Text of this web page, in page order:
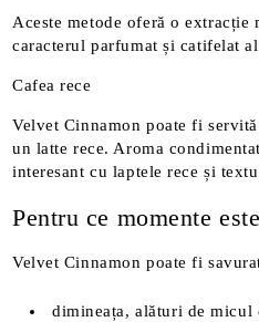
Aceste metode oferă o
caracterul parfumat și catifelat
Cafea rece
Velvet Cinnamon poate fi
un latte rece. Aroma
interesant cu laptele rece și
Pentru ce momente
Velvet Cinnamon poate fi
dimineața, alături de micul